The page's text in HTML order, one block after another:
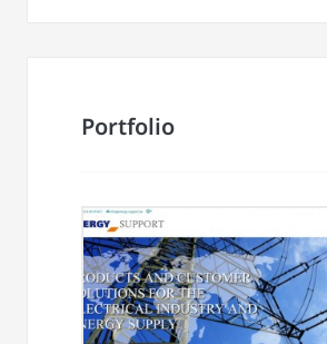
Portfolio